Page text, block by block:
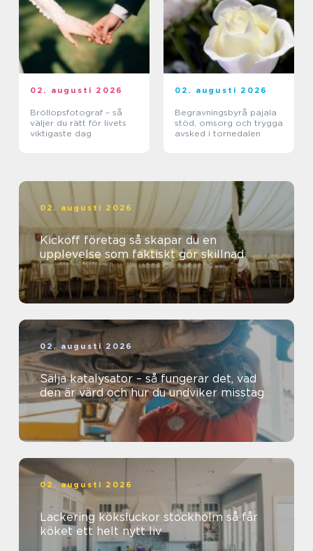
02. augusti 2026
Bröllopsfotograf – så
väljer du rätt för livets
viktigaste dag
02. augusti 2026
Begravningsbyrå pajala
stöd, omsorg och trygga
avsked i tornedalen
02. augusti 2026
Kickoff företag så skapar du en
upplevelse som faktiskt gör skillnad
02. augusti 2026
Sälja katalysator – så fungerar det, vad
den är värd och hur du undviker misstag
02. augusti 2026
Lackering köksluckor stockholm så får
köket ett helt nytt liv